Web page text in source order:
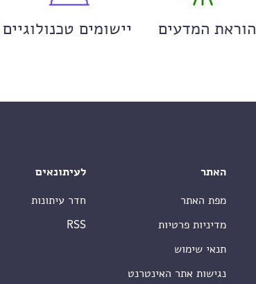
הוראת המדעים יישומים טכנולוגיים
האתר
מפת האתר
מדיניות פרטיות
תנאי שימוש
נגישות אתר האינטרנט
לעיתונאים
חדר עיתונות
RSS